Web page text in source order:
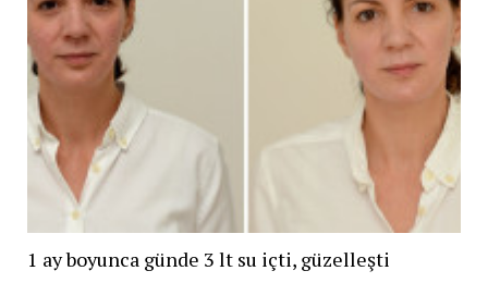
1 ay boyunca günde 3 lt su içti, güzelleşti